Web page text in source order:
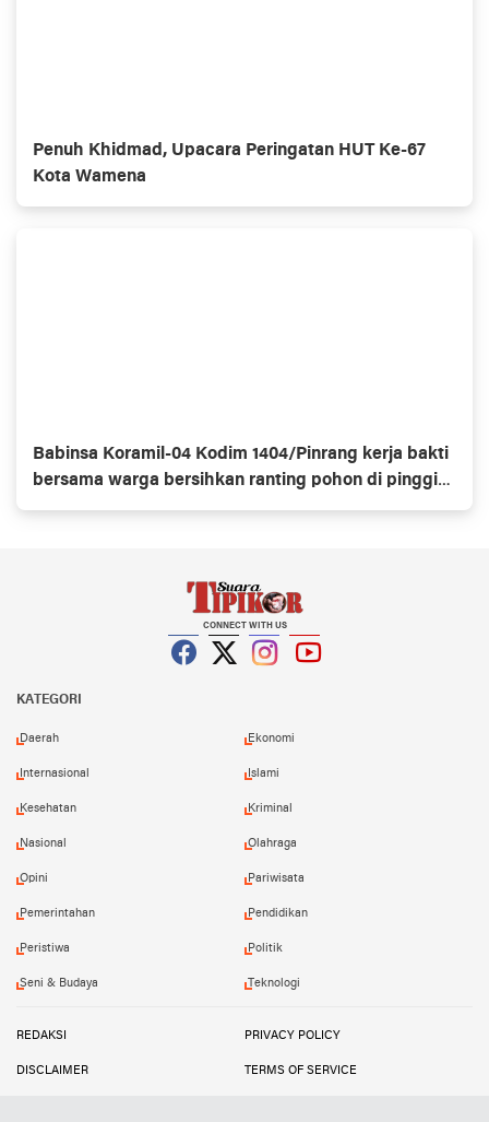
Penuh Khidmad, Upacara Peringatan HUT Ke-67
Kota Wamena
Babinsa Koramil-04 Kodim 1404/Pinrang kerja bakti
bersama warga bersihkan ranting pohon di pinggir
jalan
CONNECT WITH US
KATEGORI
Daerah Ekonomi
Internasional Islami
Kesehatan Kriminal
Nasional Olahraga
Opini Pariwisata
Pemerintahan Pendidikan
Peristiwa Politik
Seni & Budaya Teknologi
REDAKSI PRIVACY POLICY
DISCLAIMER TERMS OF SERVICE